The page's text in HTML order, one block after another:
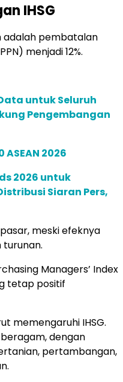
IHSG
adalah pembatalan
menjadi 12%.
untuk Seluruh
Pengembangan
2026
2026 untuk
Siaran Pers,
meski efeknya
turunan.
Managers’ Index
tetap positif
memengaruhi IHSG.
dengan
pertambangan,